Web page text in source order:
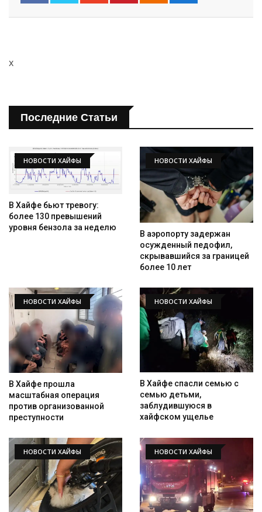
Искать
x
Последние Статьи
НОВОСТИ ХАЙФЫ
В Хайфе бьют тревогу:
более 130 превышений
уровня бензола за неделю
НОВОСТИ ХАЙФЫ
В аэропорту задержан
осужденный педофил,
скрывавшийся за границей
более 10 лет
НОВОСТИ ХАЙФЫ
В Хайфе прошла
масштабная операция
против организованной
преступности
НОВОСТИ ХАЙФЫ
В Хайфе спасли семью с
семью детьми,
заблудившуюся в
хайфском ущелье
НОВОСТИ ХАЙФЫ НОВОСТИ ХАЙФЫ